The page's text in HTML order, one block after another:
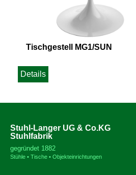
Tischgestell MG1/SUN
Details
Stuhl-Langer UG & Co.KG
Stuhlfabrik
gegründet 1882
Stühle • Tische • Objekteinrichtungen